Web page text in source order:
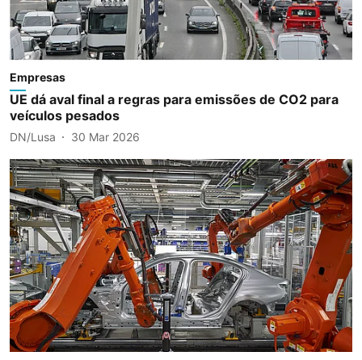
Empresas
UE dá aval final a regras para emissões de CO2 para
veículos pesados
DN/Lusa 30 Mar 2026